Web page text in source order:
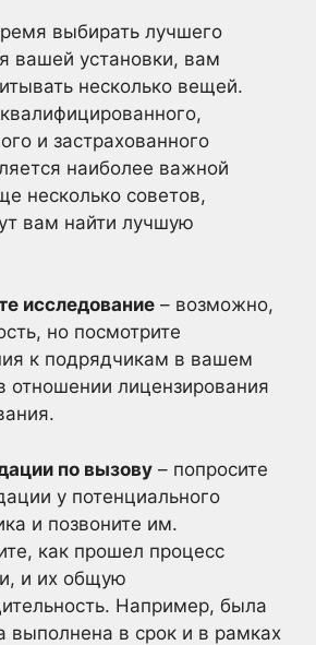
выбирать лучшего
вашей установки, вам
несколько вещей.
и застрахованного
наиболее важной
несколько советов,
вам найти лучшую
исследование – возможно,
но посмотрите
к подрядчикам в вашем
отношении лицензирования
по вызову – попросите
у потенциального
и позвоните им.
как прошел процесс
и их общую
Например, была
выполнена в срок и в рамках